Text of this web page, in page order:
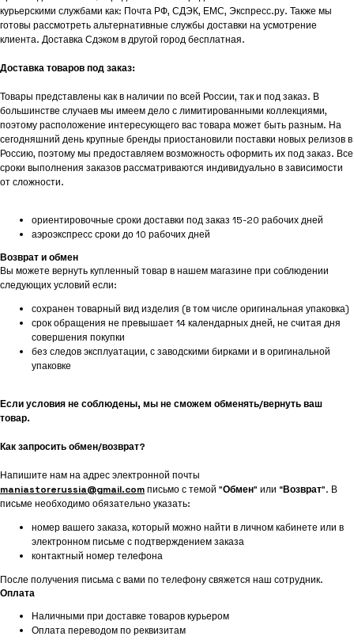
курьерскими службами как: Почта РФ, СДЭК, ЕМС, Экспресс.ру. Также мы
готовы рассмотреть альтернативные службы доставки на усмотрение
клиента. Доставка Сдэком в другой город бесплатная.
Доставка товаров под заказ:
Товары представлены как в наличии по всей России, так и под заказ. В
большинстве случаев мы имеем дело с лимитированными коллекциями,
поэтому расположение интересующего вас товара может быть разным. На
сегодняшний день крупные бренды приостановили поставки новых релизов в
Россию, поэтому мы предоставляем возможность оформить их под заказ. Все
сроки выполнения заказов рассматриваются индивидуально в зависимости
от сложности.
ориентировочные сроки доставки под заказ 15-20 рабочих дней
аэроэкспресс сроки до 10 рабочих дней
Возврат и обмен
Вы можете вернуть купленный товар в нашем магазине при соблюдении
следующих условий если:
сохранен товарный вид изделия (в том числе оригинальная упаковка)
срок обращения не превышает 14 календарных дней, не считая дня
совершения покупки
без следов эксплуатации, с заводскими бирками и в оригинальной
упаковке
Если условия не соблюдены, мы не сможем обменять/вернуть ваш
товар.
Как запросить обмен/возврат?
Напишите нам на адрес электронной почты
maniastorerussia@gmail.comписьмо с темой "Обмен" или “Возврат”. В
письме необходимо обязательно указать:
номер вашего заказа, который можно найти в личном кабинете или в
электронном письме с подтверждением заказа
контактный номер телефона
После получения письма с вами по телефону свяжется наш сотрудник.
Оплата
Наличными при доставке товаров курьером
Оплата переводом по реквизитам